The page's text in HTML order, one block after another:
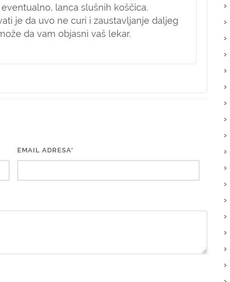
lanca slušnih koščica.
je da uvo ne curi i zaustavljanje daljeg
da vam objasni vaš lekar.
EMAIL ADRESA*